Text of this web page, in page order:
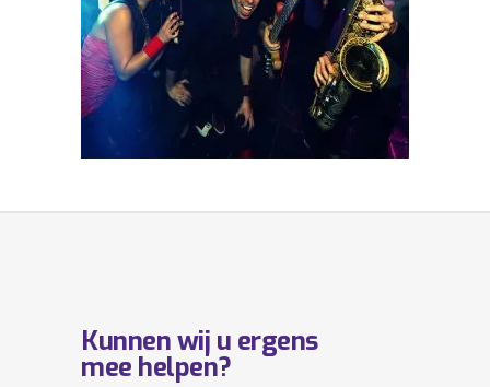
Kunnen wij u ergens
mee helpen?